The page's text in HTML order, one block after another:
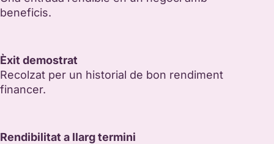
beneficis.
Èxit demostrat
Recolzat per un historial de bon rendiment
financer.
Rendibilitat a llarg termini